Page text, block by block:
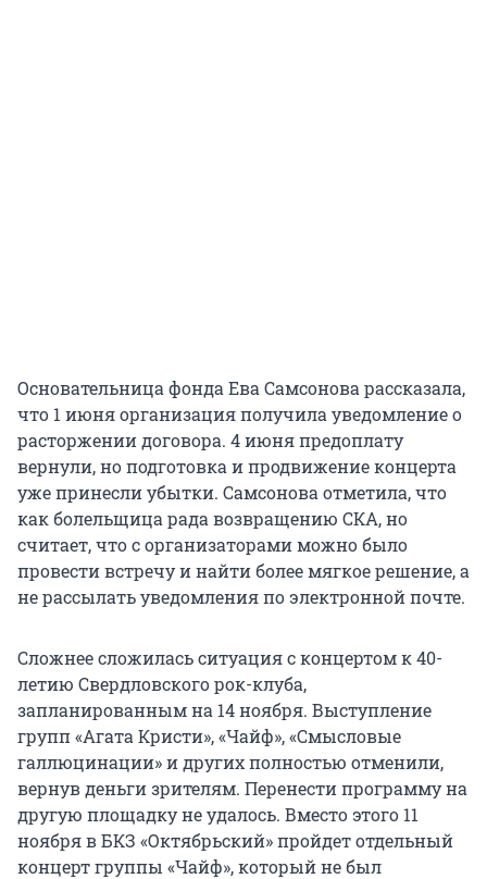
Основательница фонда Ева Самсонова рассказала,
что 1 июня организация получила уведомление о
расторжении договора. 4 июня предоплату
вернули, но подготовка и продвижение концерта
уже принесли убытки. Самсонова отметила, что
как болельщица рада возвращению СКА, но
считает, что с организаторами можно было
провести встречу и найти более мягкое решение, а
не рассылать уведомления по электронной почте.
Сложнее сложилась ситуация с концертом к 40-
летию Свердловского рок-клуба,
запланированным на 14 ноября. Выступление
групп «Агата Кристи», «Чайф», «Смысловые
галлюцинации» и других полностью отменили,
вернув деньги зрителям. Перенести программу на
другую площадку не удалось. Вместо этого 11
ноября в БКЗ «Октябрьский» пройдет отдельный
концерт группы «Чайф», который не был